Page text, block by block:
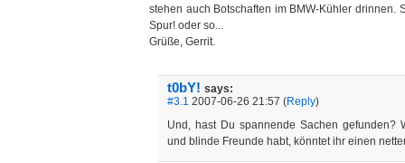
stehen auch Botschaften im BMW-Kühler drinnen.
Spur! oder so...
Grüße, Gerrit.
t0bY! says:
#3.1 2007-06-26 21:57 (Reply)
Und, hast Du spannende Sachen gefunden?
und blinde Freunde habt, könntet ihr einen